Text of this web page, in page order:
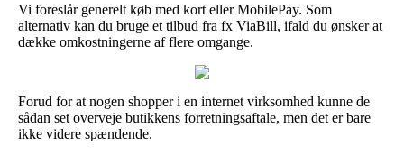
Vi foreslår generelt køb med kort eller MobilePay. Som
alternativ kan du bruge et tilbud fra fx ViaBill, ifald du ønsker at
dække omkostningerne af flere omgange.
Forud for at nogen shopper i en internet virksomhed kunne de
sådan set overveje butikkens forretningsaftale, men det er bare
ikke videre spændende.